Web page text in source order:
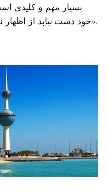
بسیار مهم و کلیدی
خود دست نیابد از اظهار نظر رسمی خود داری می کند».